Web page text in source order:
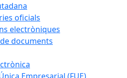
oficials
electròniques
documents